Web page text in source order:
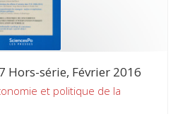
Hors-série, Février 2016
et politique de la